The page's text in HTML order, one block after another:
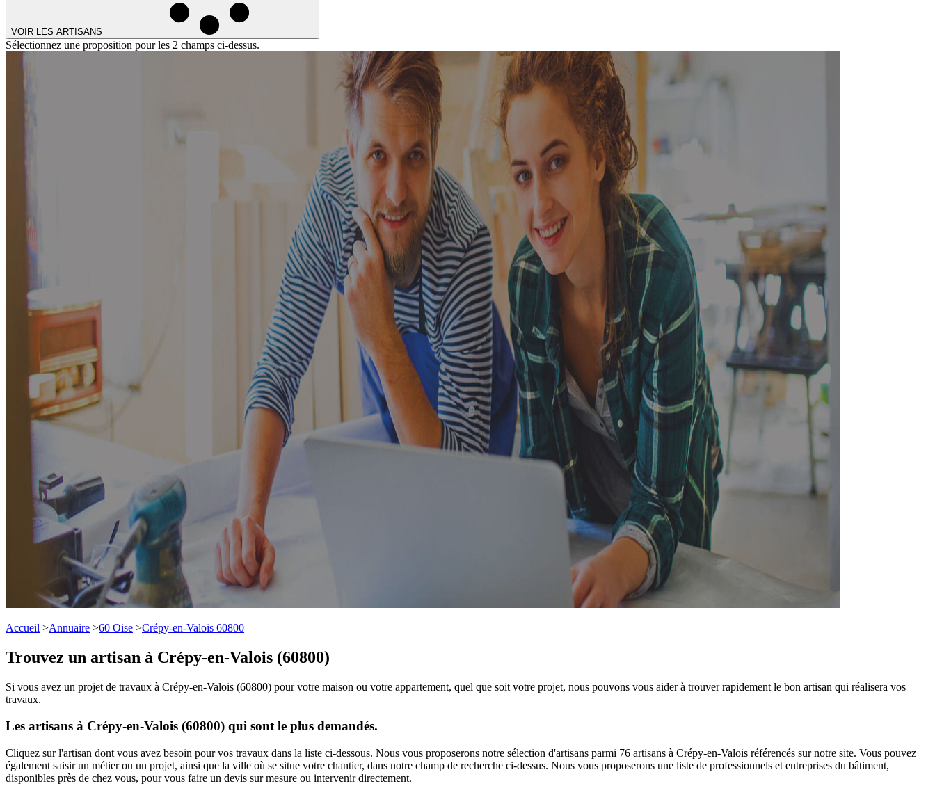
VOIR LES ARTISANS
Sélectionnez une proposition pour les 2 champs ci-dessus.
Accueil >Annuaire >60 Oise >Crépy-en-Valois 60800
Trouvez un artisan à Crépy-en-Valois (60800)
Si vous avez un projet de travaux à Crépy-en-Valois (60800) pour votre maison ou votre appartement, quel que soit votre projet, nous pouvons vous aider à trouver rapidement le bon artisan qui réalisera vos
travaux.
Les artisans à Crépy-en-Valois (60800) qui sont le plus demandés.
Cliquez sur l'artisan dont vous avez besoin pour vos travaux dans la liste ci-dessous. Nous vous proposerons notre sélection d'artisans parmi 76 artisans à Crépy-en-Valois référencés sur notre site. Vous pouvez
également saisir un métier ou un projet, ainsi que la ville où se situe votre chantier, dans notre champ de recherche ci-dessus. Nous vous proposerons une liste de professionnels et entreprises du bâtiment,
disponibles près de chez vous, pour vous faire un devis sur mesure ou intervenir directement.